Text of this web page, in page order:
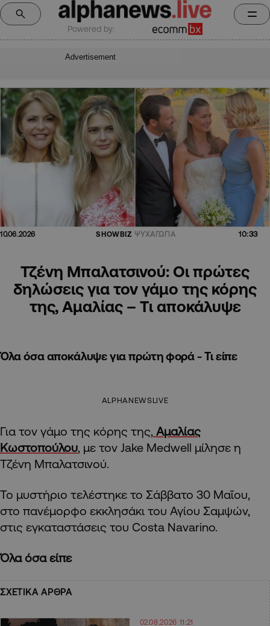
Powered by:
Advertisement
10.06.2026 SHOWBIZ ΨΥΧΑΓΩΓΙΑ 10:33
Τζένη Μπαλατσινού: Οι πρώτες
δηλώσεις για τον γάμο της κόρης
της, Αμαλίας – Tι αποκάλυψε
Όλα όσα αποκάλυψε για πρώτη φορά - Τι είπε
ALPHANEWSLIVE
Για τον γάμο της κόρης της, Αμαλίας
Κωστοπούλου, με τον Jake Medwell μίλησε η
Τζένη Μπαλατσινού.
Το μυστήριο τελέστηκε το Σάββατο 30 Μαΐου,
στο πανέμορφο εκκλησάκι του Αγίου Σαμψών,
στις εγκαταστάσεις του Costa Navarino.
Όλα όσα είπε
ΣΧΕΤΙΚΑ ΑΡΘΡΑ
02.08.2026 11:21